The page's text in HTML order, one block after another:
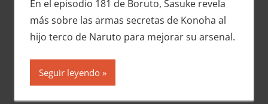
En el episodio 181 de Boruto, Sasuke revela
más sobre las armas secretas de Konoha al
hijo terco de Naruto para mejorar su arsenal.
Seguir leyendo